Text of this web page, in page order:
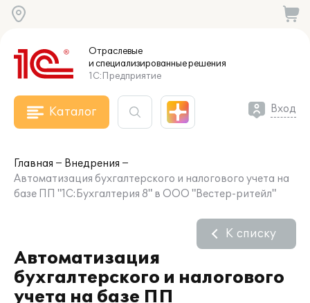
Отраслевые
и специализированныерешения
1С:Предприятие
Каталог Вход
Главная
Внедрения
Автоматизация бухгалтерского и налогового учета на
базе ПП "1С:Бухгалтерия 8" в ООО "Вестер-ритейл"
Автоматизация
бухгалтерского и налогового
учета на базе ПП
К списку